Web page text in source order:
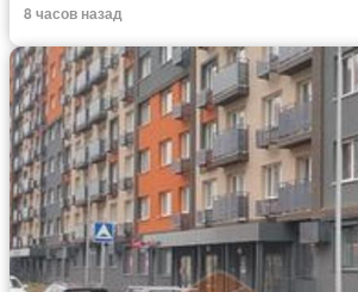
8 часов назад